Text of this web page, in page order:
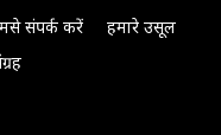
संपर्क करें
हमारे उसूल